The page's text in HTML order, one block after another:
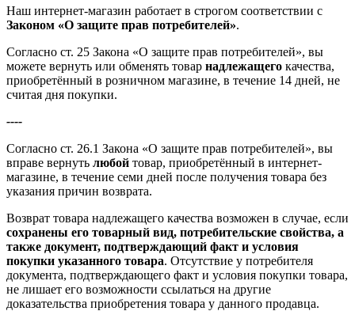
Наш интернет-магазин работает в строгом соответствии с
Законом «О защите прав потребителей».
Согласно ст. 25 Закона «О защите прав потребителей», вы
можете вернуть или обменять товар надлежащего качества,
приобретённый в розничном магазине, в течение 14 дней, не
считая дня покупки.
----
Согласно ст. 26.1 Закона «О защите прав потребителей», вы
вправе вернуть любой товар, приобретённый в интернет-
магазине, в течение семи дней после получения товара без
указания причин возврата.
Возврат товара надлежащего качества возможен в случае, если
сохранены его товарный вид, потребительские свойства, а
также документ, подтверждающий факт и условия
покупки указанного товара. Отсутствие у потребителя
документа, подтверждающего факт и условия покупки товара,
не лишает его возможности ссылаться на другие
доказательства приобретения товара у данного продавца.